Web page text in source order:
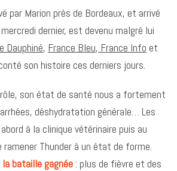
par Marion près de Bordeaux, et arrivé
dernier, est devenu malgré lui
Dauphiné, France Bleu, France Info et
son histoire ces derniers jours.
son état de santé nous a fortement
déshydratation générale… Les
à la clinique vétérinaire puis au
Thunder à un état de forme.
bataille gagnée : plus de fièvre et des